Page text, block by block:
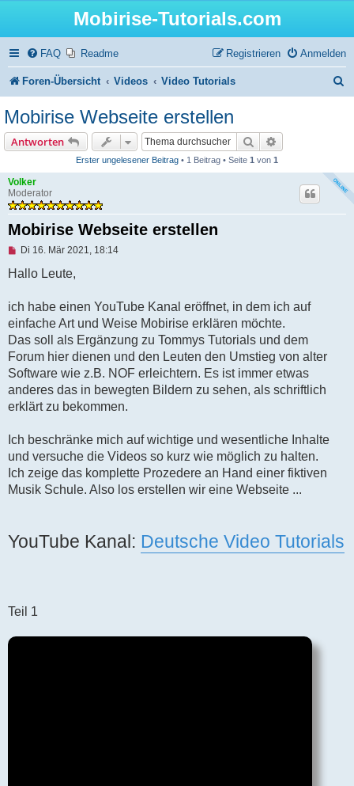
Mobirise-Tutorials.com
FAQ Readme Anmelden
Registrieren
Foren-Übersicht Videos Video Tutorials
e
Mobirise Webseite erstellen
Antworten Suche
Erster ungelesener Beitrag • 1 Beitrag • Seite 1 von 1
Volker
Moderator
Mobirise Webseite erstellen
U
g
e
s
e
n
r
B
i
t
g
Di 16. Mär 2021, 18:14
Hallo Leute,
ich habe einen YouTube Kanal eröffnet, in dem ich auf
einfache Art und Weise Mobirise erklären möchte.
Das soll als Ergänzung zu Tommys Tutorials und dem
Forum hier dienen und den Leuten den Umstieg von alter
Software wie z.B. NOF erleichtern. Es ist immer etwas
anderes das in bewegten Bildern zu sehen, als schriftlich
erklärt zu bekommen.
Ich beschränke mich auf wichtige und wesentliche Inhalte
und versuche die Videos so kurz wie möglich zu halten.
Ich zeige das komplette Prozedere an Hand einer fiktiven
Musik Schule. Also los erstellen wir eine Webseite ...
YouTube Kanal: Deutsche Video Tutorials
Teil 1